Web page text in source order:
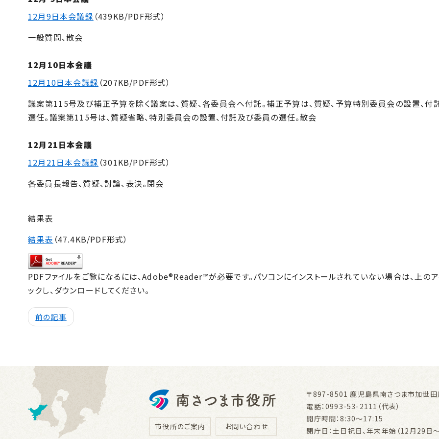
12月9日本会議録 （439KB/PDF形式）
一般質問、散会
12月10日本会議
12月10日本会議録 （207KB/PDF形式）
議案第115号及び補正予算を除く議案は、質疑、各委員会へ付託。補正予算は、質疑、予算特別委員会の設置、付
選任。議案第115号は、質疑省略、特別委員会の設置、付託及び委員の選任。散会
12月21日本会議
12月21日本会議録 （301KB/PDF形式）
各委員長報告、質疑、討論、表決。閉会
結果表
結果表 （47.4KB/PDF形式）
PDFファイルをご覧になるには、Adobe®Reader™が必要です。パソコンにインストールされていない場合は、上のア
ックし、ダウンロードしてください。
前の記事
市役所のご案内 お問い合わせ
〒897-8501鹿児島県南さつま市加世
電話：0993-53-2111（代表）
開庁時間：8:30～17:15
閉庁日：土日祝日、年末年始（12月29日